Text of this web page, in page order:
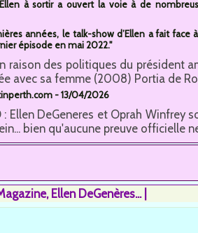
à sortir a ouvert la voie à de
années, le talk-show d’Ellen a fait face
épisode en mai 2022."
raison des politiques du président
avec sa femme (2008) Portia de
- 13/04/2026
: Ellen DeGeneres et Oprah
bien qu'aucune preuve officielle
Ellen DeGenères...